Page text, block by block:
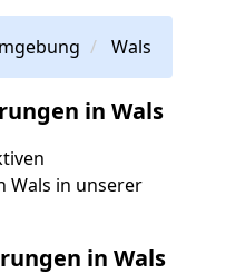
Wals
in Wals
Wals in unserer
in Wals